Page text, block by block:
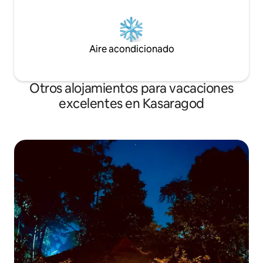
Aire acondicionado
Otros alojamientos para vacaciones
excelentes en Kasaragod